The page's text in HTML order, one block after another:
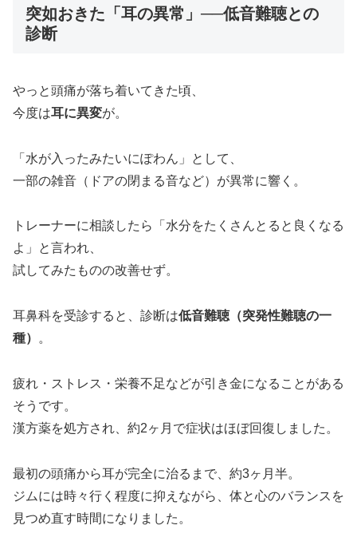
突如おきた「耳の異常」──低音難聴との
診断
やっと頭痛が落ち着いてきた頃、
今度は耳に異変が。
「水が入ったみたいにぽわん」として、
一部の雑音（ドアの閉まる音など）が異常に響く。
トレーナーに相談したら「水分をたくさんとると良くなる
よ」と言われ、
試してみたものの改善せず。
耳鼻科を受診すると、診断は低音難聴（突発性難聴の一
種）
。
疲れ・ストレス・栄養不足などが引き金になることがある
そうです。
漢方薬を処方され、約2ヶ月で症状はほぼ回復しました。
最初の頭痛から耳が完全に治るまで、約3ヶ月半。
ジムには時々行く程度に抑えながら、体と心のバランスを
見つめ直す時間になりました。